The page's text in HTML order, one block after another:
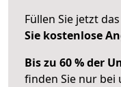
Füllen Sie jetzt
Sie kostenlose
Bis zu 60 % der
finden Sie nur bei